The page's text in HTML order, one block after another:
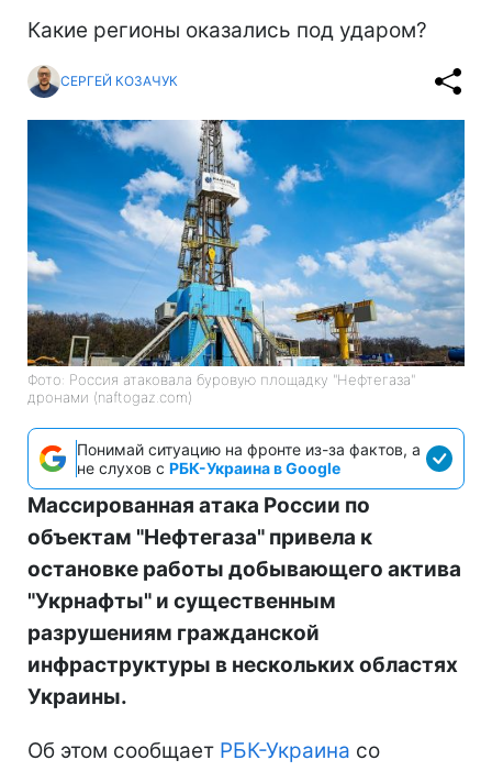
Какие регионы оказались под ударом?
СЕРГЕЙ КОЗАЧУК
Фото: Россия атаковала буровую площадку "Нефтегаза"
дронами (naftogaz.com)
Понимай ситуацию на фронте из-за фактов, а
не слухов с РБК-Украина в Google
Массированная атака России по
объектам "Нефтегаза" привела к
остановке работы добывающего актива
"Укрнафты" и существенным
разрушениям гражданской
инфраструктуры в нескольких областях
Украины.
Об этом сообщает РБК-Украина со